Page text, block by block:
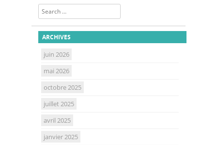
Search
ARCHIVES
juin 2026
mai 2026
octobre 2025
juillet 2025
avril 2025
janvier 2025